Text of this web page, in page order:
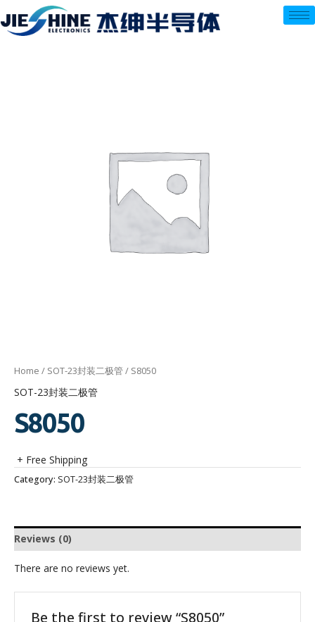
至
内
Home / SOT-23封装二极管 / S8050
SOT-23封装二极管
S8050
+ Free Shipping
Category: SOT-23封装二极管
Reviews (0)
There are no reviews yet.
Be the first to review “S8050”